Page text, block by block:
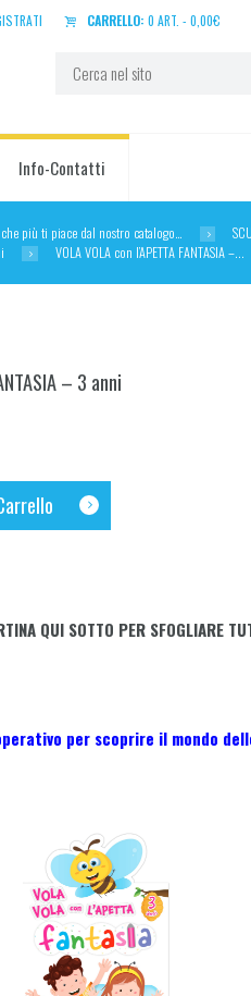
CARRELLO: 0 ART. - 0,00€
Info-Contatti
più ti piace dal nostro catalogo…
VOLA VOLA con l’APETTA FANTASIA –...
– 3 anni
QUI SOTTO PER SFOGLIARE
per scoprire il mondo